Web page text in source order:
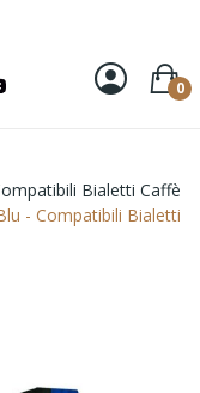
0
Bialetti Caffè
- Compatibili Bialetti